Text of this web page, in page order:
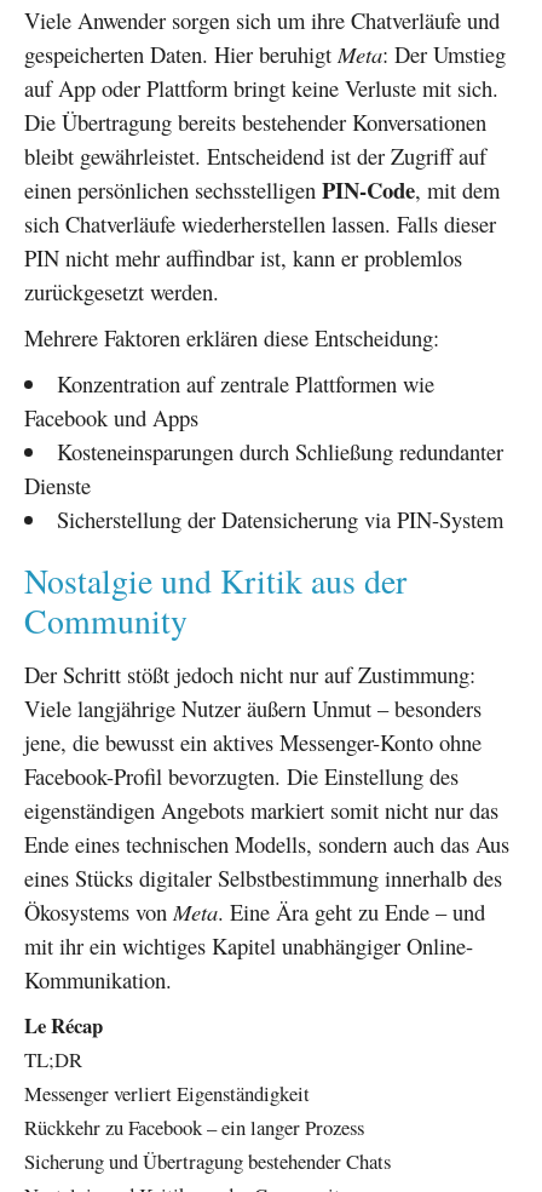
Viele Anwender sorgen sich um ihre Chatverläufe und
gespeicherten Daten. Hier beruhigtMeta: Der Umstieg
auf App oder Plattform bringt keine Verluste mit sich.
Die Übertragung bereits bestehender Konversationen
bleibt gewährleistet. Entscheidend ist der Zugriff auf
einen persönlichen sechsstelligen PIN-Code, mit dem
sich Chatverläufe wiederherstellen lassen. Falls dieser
PIN nicht mehr auffindbar ist, kann er problemlos
zurückgesetzt werden.
Mehrere Faktoren erklären diese Entscheidung:
Konzentration auf zentrale Plattformen wie
Facebook und Apps
Kosteneinsparungen durch Schließung redundanter
Dienste
Sicherstellung der Datensicherung via PIN-System
Nostalgie und Kritik aus der
Community
Der Schritt stößt jedoch nicht nur auf Zustimmung:
Viele langjährige Nutzer äußern Unmut – besonders
jene, die bewusst ein aktives Messenger-Konto ohne
Facebook-Profil bevorzugten. Die Einstellung des
eigenständigen Angebots markiert somit nicht nur das
Ende eines technischen Modells, sondern auch das Aus
eines Stücks digitaler Selbstbestimmung innerhalb des
Ökosystems vonMeta. Eine Ära geht zu Ende – und
mit ihr ein wichtiges Kapitel unabhängiger Online-
Kommunikation.
Le Récap
TL;DR
Messenger verliert Eigenständigkeit
Rückkehr zu Facebook – ein langer Prozess
Sicherung und Übertragung bestehender Chats